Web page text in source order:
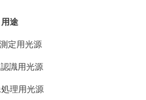
用途
定用光源
識用光源
理用光源